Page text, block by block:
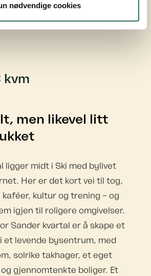
nødvendige cookies
kvm
men likevel litt
ligger midt i Ski med bylivet
Her er det kort vei til tog,
kultur og trening – og
igjen til roligere omgivelser.
Sander kvartal er å skape et
et levende bysentrum, med
solrike takhager, et eget
gjennomtenkte boliger. Et